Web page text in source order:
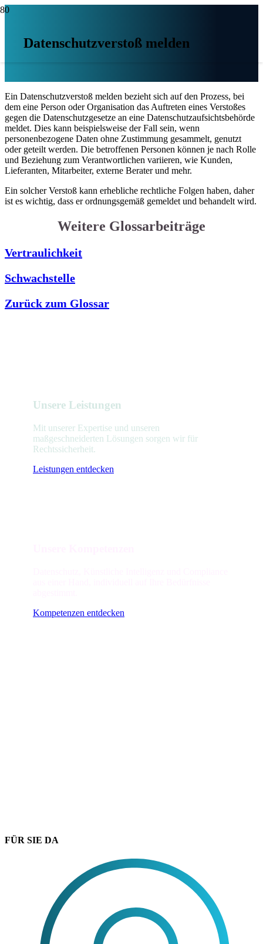
Datenschutzverstoß melden
Ein Datenschutzverstoß melden bezieht sich auf den Prozess, bei
dem eine Person oder Organisation das Auftreten eines Verstoßes
gegen die Datenschutzgesetze an eine Datenschutzaufsichtsbehörde
meldet. Dies kann beispielsweise der Fall sein, wenn
personenbezogene Daten ohne Zustimmung gesammelt, genutzt
oder geteilt werden. Die betroffenen Personen können je nach Rolle
und Beziehung zum Verantwortlichen variieren, wie Kunden,
Lieferanten, Mitarbeiter, externe Berater und mehr.
Ein solcher Verstoß kann erhebliche rechtliche Folgen haben, daher
ist es wichtig, dass er ordnungsgemäß gemeldet und behandelt wird.
Weitere Glossarbeiträge
Vertraulichkeit
Schwachstelle
Zurück zum Glossar
Unsere Leistungen
Mit unserer Expertise und unseren
maßgeschneiderten Lösungen sorgen wir für
Rechtssicherheit.
Leistungen entdecken
Kompetenzen entdecken
FÜR SIE DA